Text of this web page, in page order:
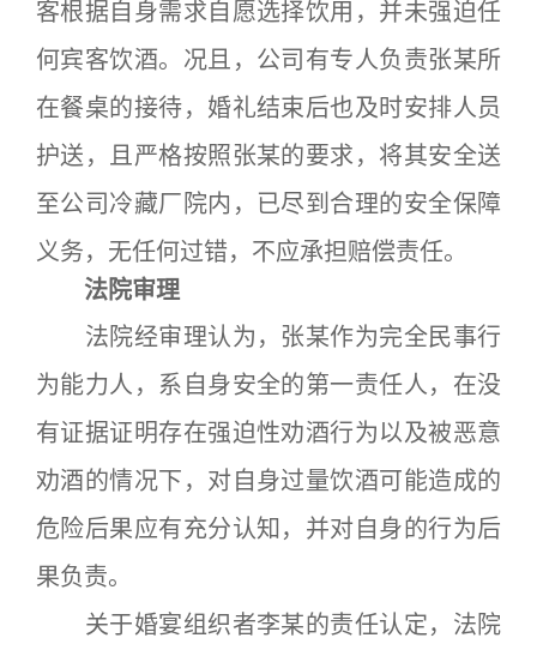
客根据自身需求自愿选择饮用，并未强迫任
何宾客饮酒。况且，公司有专人负责张某所
在餐桌的接待，婚礼结束后也及时安排人员
护送，且严格按照张某的要求，将其安全送
至公司冷藏厂院内，已尽到合理的安全保障
义务，无任何过错，不应承担赔偿责任。
法院审理
法院经审理认为，张某作为完全民事行
为能力人，系自身安全的第一责任人，在没
有证据证明存在强迫性劝酒行为以及被恶意
劝酒的情况下，对自身过量饮酒可能造成的
危险后果应有充分认知，并对自身的行为后
果负责。
关于婚宴组织者李某的责任认定，法院